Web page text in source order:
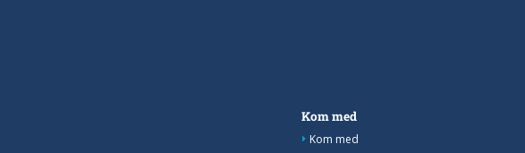
Kom med
Kom med